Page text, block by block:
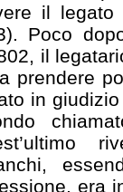
il
Poco
il
prendere
in
era